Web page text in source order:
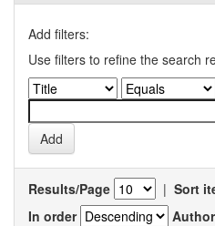
Add filters:
Use filters to refine the search
Results/Page | Sort
In order